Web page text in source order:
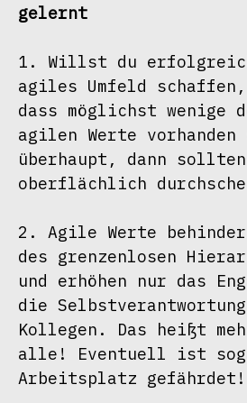
gelernt
1. Willst du
agiles Umfeld
dass möglichst wenige
agilen Werte vorhanden
überhaupt, dann
oberflächlich
2. Agile Werte
des grenzenlosen
und erhöhen nur das
die
Kollegen. Das heißt
alle! Eventuell ist
Arbeitsplatz gefährdet!